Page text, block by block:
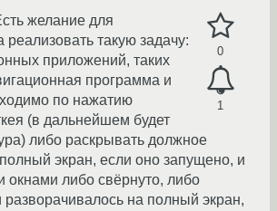
0
1
желание для
такую задачу:
приложений, таких
программа и
по нажатию
(в дальнейшем будет
либо раскрывать должное
экран, если оно запущено, и
окнами либо свёрнуто, либо
разворачивалось на полный экран,